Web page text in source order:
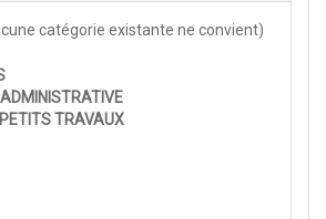
catégorie existante ne convient)
TRAVAUX